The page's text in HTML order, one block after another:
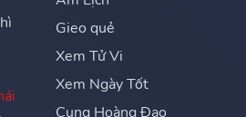
Gieo quẻ
Xem Tử Vi
Xem Ngày Tốt
Cung Hoàng Đạo